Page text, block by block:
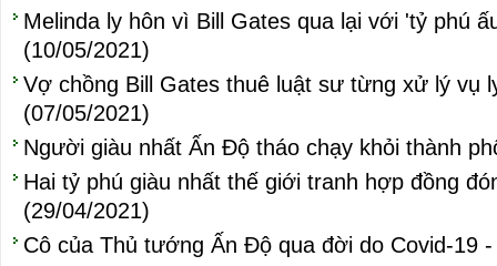
Melinda ly hôn vì Bill Gates qua lại với 'tỷ phú
(10/05/2021)
Vợ chồng Bill Gates thuê luật sư từng xử lý vụ
(07/05/2021)
Người giàu nhất Ấn Độ tháo chạy khỏi thành
Hai tỷ phú giàu nhất thế giới tranh hợp đồng
(29/04/2021)
Cô của Thủ tướng Ấn Độ qua đời do Covid-19